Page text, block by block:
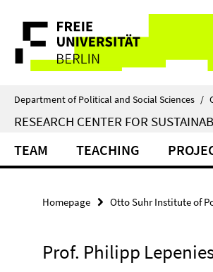
direkt
Inhalt
Service
Navigation
Department of Political and Social Sciences /
RESEARCH CENTER FOR
TEAM TEACHING
Homepage Otto Suhr Institute of
Prof. Philipp